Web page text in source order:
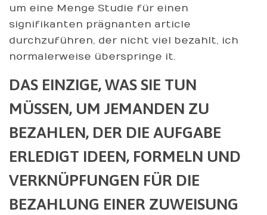
um eine Menge Studie für einen
signifikanten prägnanten article
durchzuführen, der nicht viel bezahlt, ich
normalerweise überspringe it.
DAS EINZIGE, WAS SIE TUN
MÜSSEN, UM JEMANDEN ZU
BEZAHLEN, DER DIE AUFGABE
ERLEDIGT IDEEN, FORMELN UND
VERKNÜPFUNGEN FÜR DIE
BEZAHLUNG EINER ZUWEISUNG